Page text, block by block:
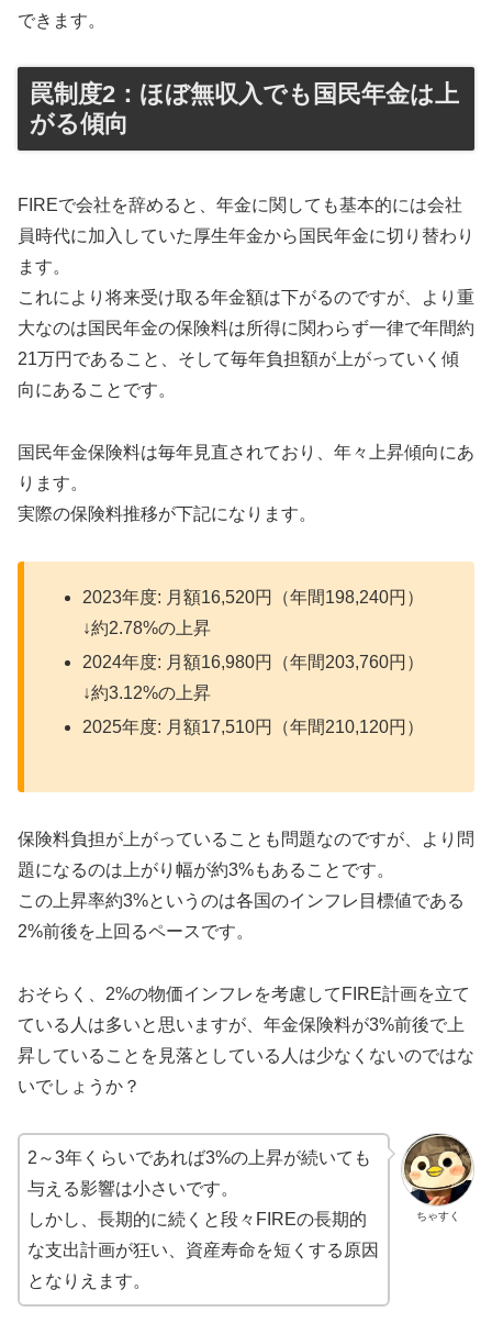
できます。
罠制度2：ほぼ無収入でも国民年金は上
がる傾向
FIREで会社を辞めると、年金に関しても基本的には会社
員時代に加入していた厚生年金から国民年金に切り替わり
ます。
これにより将来受け取る年金額は下がるのですが、より重
大なのは国民年金の保険料は所得に関わらず一律で年間約
21万円であること、そして毎年負担額が上がっていく傾
向にあることです。
国民年金保険料は毎年見直されており、年々上昇傾向にあ
ります。
実際の保険料推移が下記になります。
2023年度: 月額16,520円（年間198,240円）
↓約2.78%の上昇
2024年度: 月額16,980円（年間203,760円）
↓約3.12%の上昇
2025年度: 月額17,510円（年間210,120円）
保険料負担が上がっていることも問題なのですが、より問
題になるのは上がり幅が約3%もあることです。
この上昇率約3%というのは各国のインフレ目標値である
2%前後を上回るペースです。
おそらく、2%の物価インフレを考慮してFIRE計画を立て
ている人は多いと思いますが、年金保険料が3%前後で上
昇していることを見落としている人は少なくないのではな
いでしょうか？
ちゃすく
2～3年くらいであれば3%の上昇が続いても
与える影響は小さいです。
しかし、長期的に続くと段々FIREの長期的
な支出計画が狂い、資産寿命を短くする原因
となりえます。